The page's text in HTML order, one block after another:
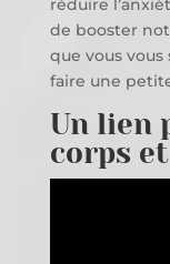
réduire
de booster
que vous vous
faire une
Un lien
corps